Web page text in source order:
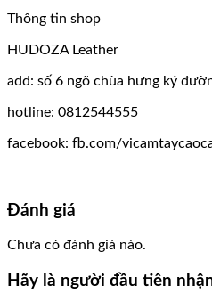
Thông tin shop
HUDOZA Leather
add: số 6 ngõ chùa hưng ký
hotline: 0812544555
facebook: fb.com/
Đánh giá
Chưa có đánh giá nào.
Hãy là người đầu tiên